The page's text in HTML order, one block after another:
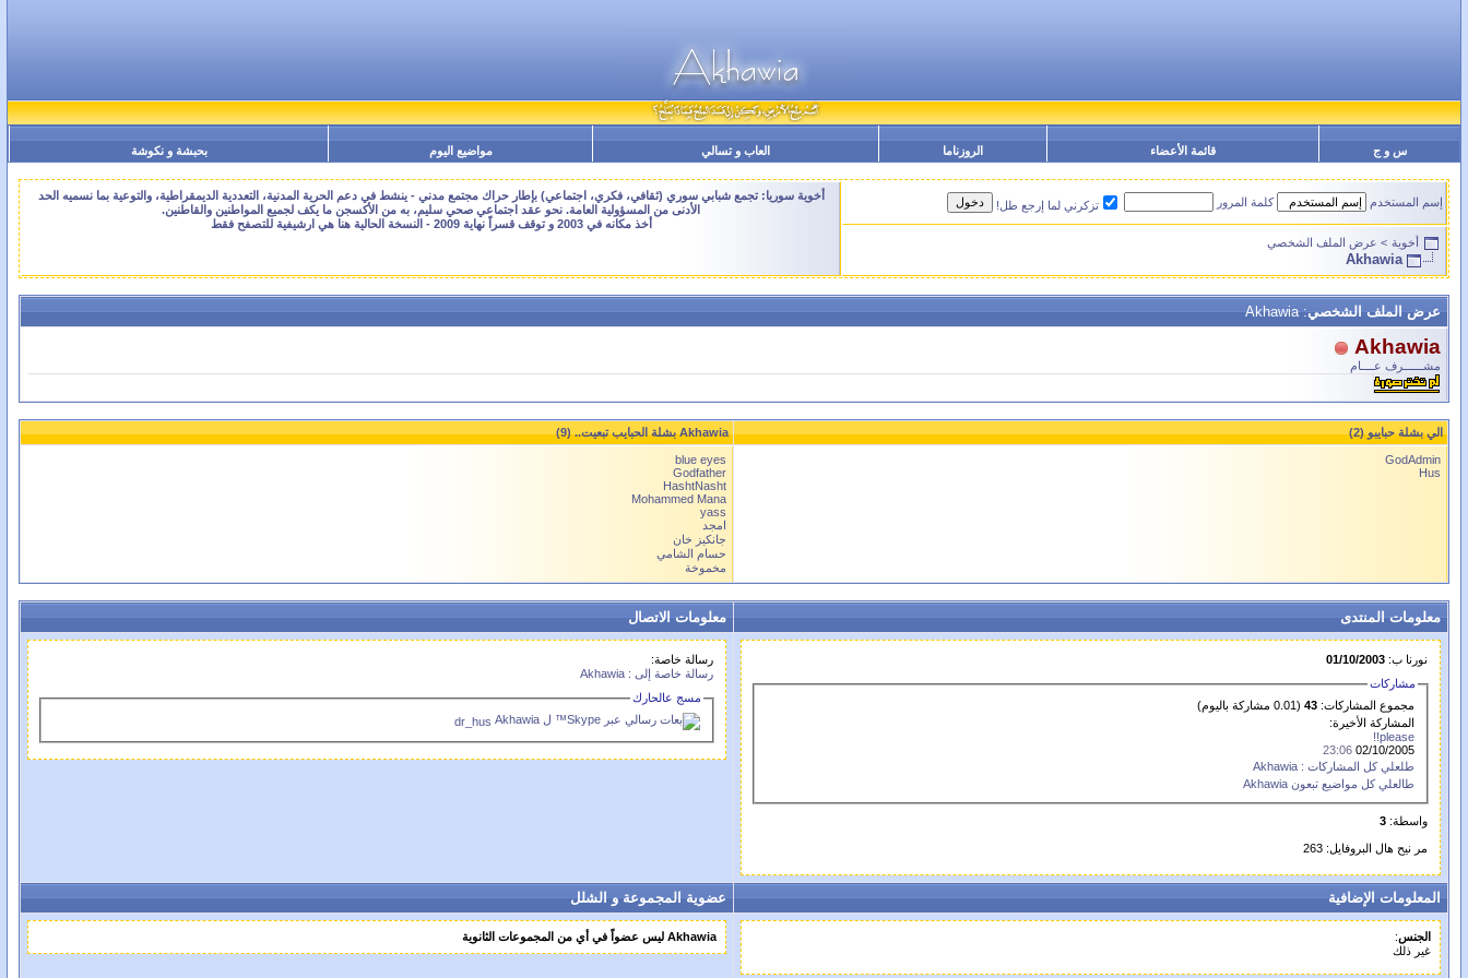
س و ج قائمة الأعضاء الروزناما العاب و تسالي مواضيع اليوم بحبشة و نكوشة
إسم المستخدم كلمة المرور تزكرني لما إرجع طل!
أخوية سوريا: تجمع شبابي سوري (ثقافي، فكري، اجتماعي) بإطار حراك مجتمع مدني - ينشط في دعم الحرية المدنية، التعددية الديمقراطية، والتوعية بما نسميه الحد
الأدنى من المسؤولية العامة. نحو عقد اجتماعي صحي سليم، به من الأكسجن ما يكف لجميع المواطنين والقاطنين.
أخذ مكانه في 2003 و توقف قسراً نهاية 2009 - النسخة الحالية هنا هي ارشيفية للتصفح فقط
أخوية > عرض الملف الشخصي
Akhawia
عرض الملف الشخصي: Akhawia
Akhawia
مشــــــرف عــــام
الي بشلة حبايبو (2) Akhawia بشلة الحبايب تبعيت.. (9)
GodAdmin
Hus
blue eyes
Godfather
HashtNasht
Mohammed Mana
yass
امجد
جانكيز خان
حسام الشامي
مخموخة
معلومات المنتدى معلومات الاتصال
نورنا ب: 01/10/2003
مشاركات
مجموع المشاركات:43 (0.01 مشاركة باليوم)
المشاركة الأخيرة:
please!!
02/10/2005
23:06
طلعلي كل المشاركات : Akhawia
طالعلي كل مواضيع تبعون Akhawia
واسطة: 3
مر نيح هال البروفايل: 263
رسالة خاصة:
رسالة خاصة إلى : Akhawia
مسج عالحارك
dr_hus
المعلومات الإضافية عضوية المجموعة و الشلل
الجنس:
غير ذلك
Akhawia ليس عضواً في أي من المجموعات الثانوية